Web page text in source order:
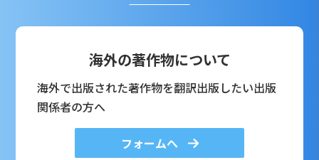
海外の著作物について
海外で出版された著作物を翻訳出版したい出版
関係者の方へ
フォームへ